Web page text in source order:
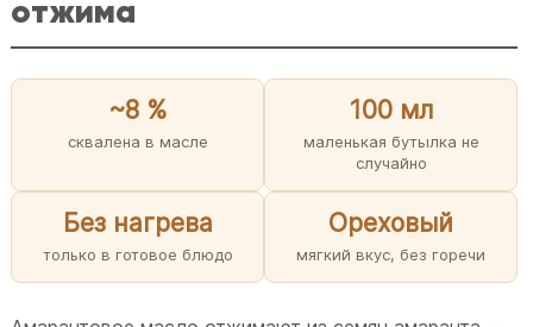
отжима
~8 %
сквалена в масле
100 мл
маленькая бутылка не
случайно
Без нагрева
только в готовое блюдо
Ореховый
мягкий вкус, без горечи